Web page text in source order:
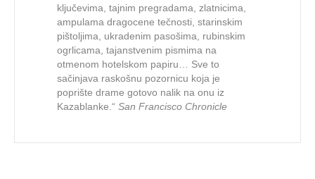
ključevima, tajnim pregradama, zlatnicima,
ampulama dragocene tečnosti, starinskim
pištoljima, ukradenim pasošima, rubinskim
ogrlicama, tajanstvenim pismima na
otmenom hotelskom papiru… Sve to
sačinjava raskošnu pozornicu koja je
poprište drame gotovo nalik na onu iz
Kazablanke.“ San Francisco Chronicle